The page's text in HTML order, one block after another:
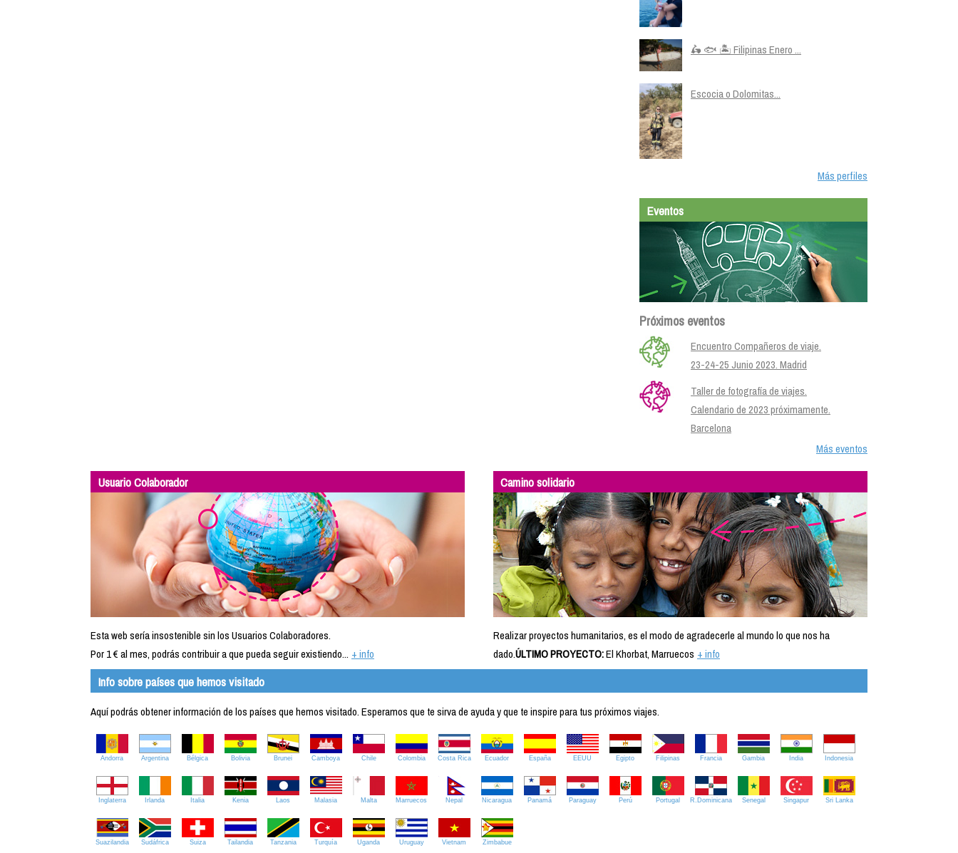
🛵 🐟 🏝️ Filipinas Enero ...
Escocia o Dolomitas...
Más perfiles
Eventos
Próximos eventos
Encuentro Compañeros de viaje.
23-24-25 Junio 2023. Madrid
Taller de fotografía de viajes.
Calendario de 2023 próximamente.
Barcelona
Más eventos
Usuario Colaborador
Esta web sería insostenible sin los Usuarios Colaboradores.
Por 1 € al mes, podrás contribuir a que pueda seguir existiendo... + info
Camino solidario
Realizar proyectos humanitarios, es el modo de agradecerle al mundo lo que nos ha
dado.ÚLTIMO PROYECTO:El Khorbat, Marruecos + info
Info sobre países que hemos visitado
Aquí podrás obtener información de los países que hemos visitado. Esperamos que te sirva de ayuda y que te inspire para tus próximos viajes.
Andorra Argentina Bélgica Bolivia Brunei Camboya Chile Colombia Costa Rica Ecuador España EEUU Egipto Filipinas Francia Gambia India Indonesia
Inglaterra Irlanda Italia Kenia Laos Malasia Malta Marruecos Nepal Nicaragua Panamá Paraguay Perú Portugal R.Dominicana Senegal Singapur Sri Lanka
Suazilandia Sudáfrica Suiza Tailandia Tanzania Turquía Uganda Uruguay Vietnam Zimbabue